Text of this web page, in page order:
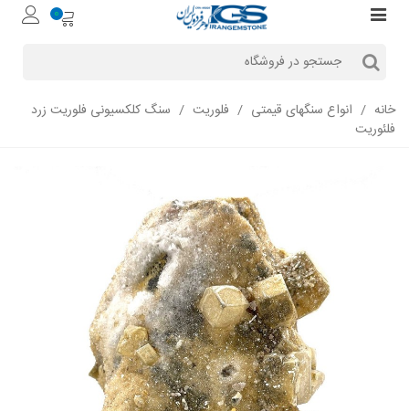
0
خانه / انواع سنگهای قیمتی / فلوریت / سنگ کلکسیونی فلوریت زرد
فلئوریت